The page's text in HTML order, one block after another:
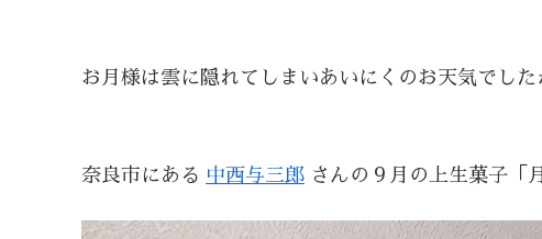
お月様は雲に隠れてしまいあいにくのお天気でし
奈良市にある 中西与三郎 さんの９月の上生菓子「